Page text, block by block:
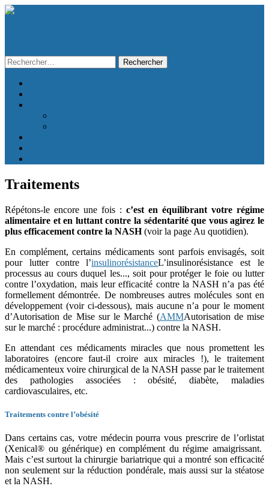
Rechercher :
Aller
contenu
Traitements
Répétons-le encore une fois : c’est en équilibrant votre régime
alimentaire et en luttant contre la sédentarité que vous agirez le
plus efficacement contre la NASH(voir la page Au quotidien).
En complément, certains médicaments sont parfois envisagés, soit
pour lutter contre l’insulinorésistanceL’insulinorésistance est le
processus au cours duquel les..., soit pour protéger le foie ou lutter
contre l’oxydation, mais leur efficacité contre la NASH n’a pas été
formellement démontrée. De nombreuses autres molécules sont en
développement (voir ci-dessous), mais aucune n’a pour le moment
d’Autorisation de Mise sur le Marché (AMMAutorisation de mise
sur le marché : procédure administrat...) contre la NASH.
En attendant ces médicaments miracles que nous promettent les
laboratoires (encore faut-il croire aux miracles !), le traitement
médicamenteux voire chirurgical de la NASH passe par le traitement
des pathologies associées : obésité, diabète, maladies
cardiovasculaires, etc.
Traitements contre l’obésité
Dans certains cas, votre médecin pourra vous prescrire de l’orlistat
(Xenical® ou générique) en complément du régime amaigrissant.
Mais c’est surtout la chirurgie bariatrique qui a montré son efficacité
non seulement sur la réduction pondérale, mais aussi sur la stéatose
et la NASH.